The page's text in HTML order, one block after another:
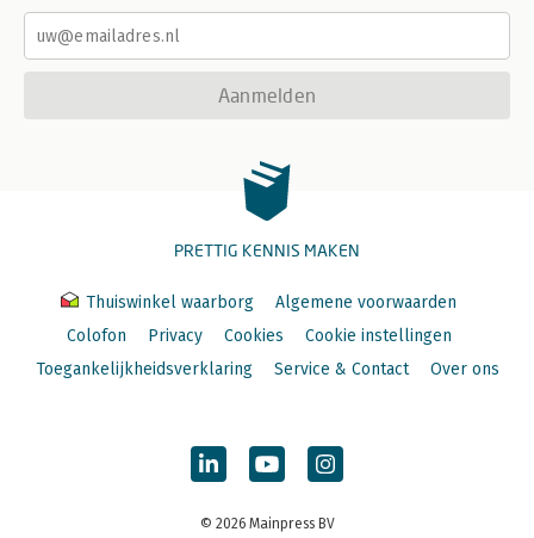
Aanmelden
PRETTIG KENNIS MAKEN
Thuiswinkel waarborg
Algemene voorwaarden
Colofon
Privacy Cookies
Cookie instellingen
Toegankelijkheidsverklaring
Service & Contact Over ons
© 2026 Mainpress BV